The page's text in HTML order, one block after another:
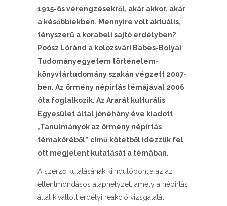
1915-ös vérengzésekről, akár akkor, akár
a későbbiekben. Mennyire volt aktuális,
tényszerű a korabeli sajtó erdélyben?
Poósz Lóránd a kolozsvári Babes-Bolyai
Tudományegyetem történelem-
könyvtártudomány szakán végzett 2007-
ben. Az örmény népirtás témájával 2006
óta foglalkozik. Az Ararát kulturális
Egyesület által jónéhány éve kiadott
„Tanulmányok az örmény népirtás
témaköréből” című kötetből idézzük fel
ott megjelent kutatását a témában.
A szerző kutatásának kiindulópontja az az
ellentmondásos alaphelyzet, amely a népirtás
által kiváltott erdélyi reakció vizsgálatát